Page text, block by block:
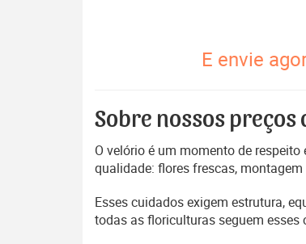
E envie
Sobre nossos preços
O velório é um momento de
qualidade: flores frescas,
Esses cuidados exigem estrutura,
todas as floriculturas seguem esses